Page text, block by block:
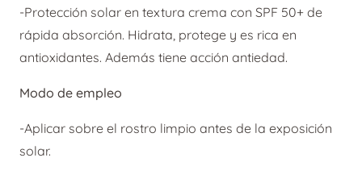
era:
23,44 €.
es:
16,41 €.
-Protección solar en textura crema con SPF 50+ de
rápida absorción. Hidrata, protege y es rica en
antioxidantes. Además tiene acción antiedad.
Modo de empleo
-Aplicar sobre el rostro limpio antes de la exposición
solar.